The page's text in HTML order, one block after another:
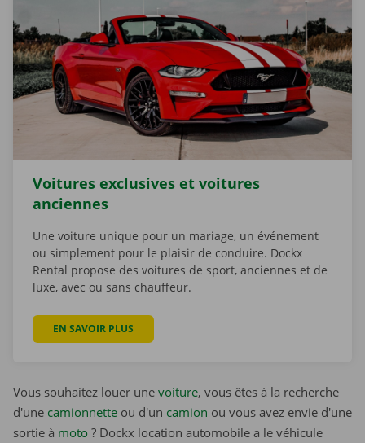
Voitures exclusives et voitures
anciennes
Une voiture unique pour un mariage, un événement
ou simplement pour le plaisir de conduire. Dockx
Rental propose des voitures de sport, anciennes et de
luxe, avec ou sans chauffeur.
EN SAVOIR PLUS
Vous souhaitez louer une voiture, vous êtes à la recherche
d'une camionnette ou d'un camion ou vous avez envie d'une
sortie à moto ? Dockx location automobile a le véhicule